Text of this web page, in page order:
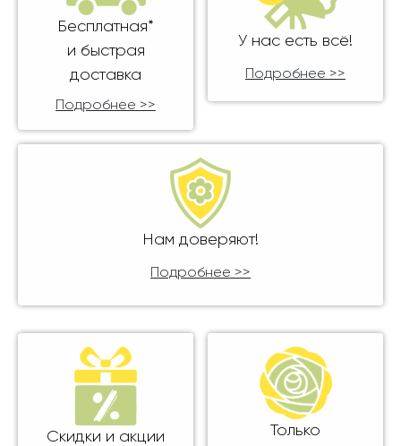
Бесплатная*
и быстрая
доставка
Подробнее >>
У нас есть всё!
Подробнее >>
Нам доверяют!
Подробнее >>
Скидки и акции
Только